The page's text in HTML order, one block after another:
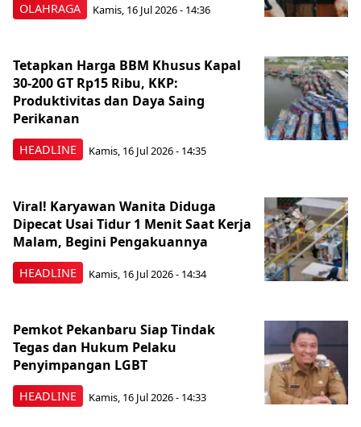
OLAHRAGA Kamis, 16 Jul 2026 - 14:36
HEADLINE
Tetapkan Harga BBM Khusus Kapal
30-200 GT Rp15 Ribu, KKP:
Produktivitas dan Daya Saing
Perikanan
Kamis, 16 Jul 2026 - 14:35
HEADLINE
Viral! Karyawan Wanita Diduga
Dipecat Usai Tidur 1 Menit Saat Kerja
Malam, Begini Pengakuannya
Kamis, 16 Jul 2026 - 14:34
HEADLINE
Pemkot Pekanbaru Siap Tindak
Tegas dan Hukum Pelaku
Penyimpangan LGBT
Kamis, 16 Jul 2026 - 14:33